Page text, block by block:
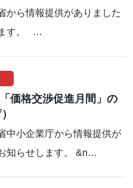
から情報提供がありました
ます。 …
価格交渉促進月間」の
中小企業庁から情報提供が
知らせします。 &n…